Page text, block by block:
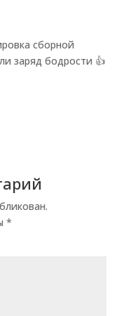
сборной
заряд бодрости 👍
*